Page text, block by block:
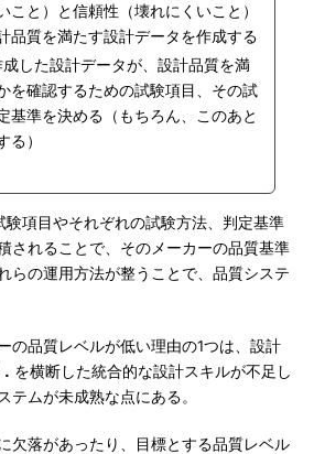
こと）と信頼性（壊れにくいこと）
品質を満たす設計データを作成する
成した設計データが、設計品質を満
を確認するための試験項目、その試
基準を決める（もちろん、このあと
る）
験項目やそれぞれの試験方法、判定基準
されることで、そのメーカーの品質基準
らの運用方法が整うことで、品質システ
の品質レベルが低い理由の1つは、設計
を横断した統合的な設計スキルが不足し
テムが未成熟な点にある。
欠落があったり、目標とする品質レベル